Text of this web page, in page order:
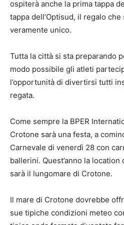
ospiterà anche la prima tappa
tappa dell’Optisud, il regalo
veramente unico.
Tutta la città si sta preparando
modo possibile gli atleti
l’opportunità di divertirsi tutti
regata.
Come sempre la BPER
Crotone sarà una festa, a
Carnevale di venerdì 28 con
ballerini. Quest’anno la
sarà il lungomare di Crotone.
Il mare di Crotone dovrebbe
sue tipiche condizioni meteo